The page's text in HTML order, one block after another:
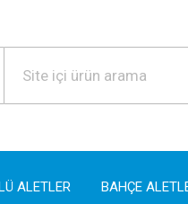
ALETLER BAHÇE